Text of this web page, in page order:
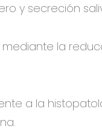
y secreción
la
a la